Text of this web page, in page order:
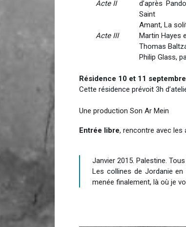
Acte II
d’après
Saint
Amant, La
Acte III
Martin Hayes
Thomas
Philip Glass,
Résidence 10 et 11
Cette résidence prévoit 3h
Une production Son Ar Mein
Entrée libre, rencontre avec les
Janvier 2015. Palestine.
Les collines de Jordanie
menée finalement, là où je